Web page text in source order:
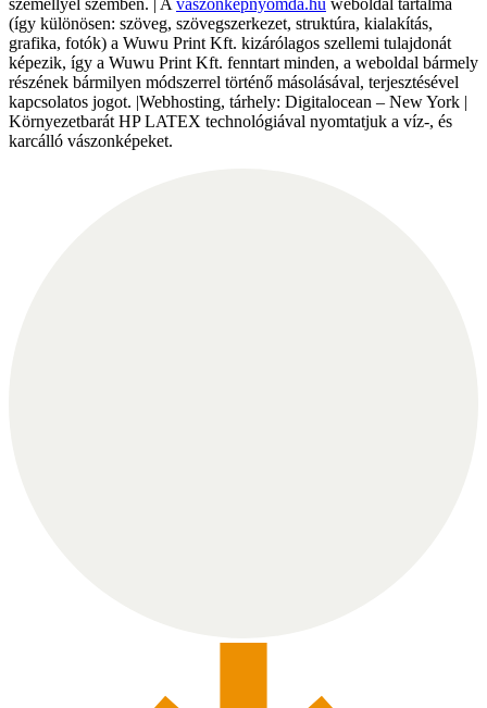
személlyel szemben. | A vaszonkepnyomda.hu weboldal tartalma
(így különösen: szöveg, szövegszerkezet, struktúra, kialakítás,
grafika, fotók) a Wuwu Print Kft. kizárólagos szellemi tulajdonát
képezik, így a Wuwu Print Kft. fenntart minden, a weboldal bármely
részének bármilyen módszerrel történő másolásával, terjesztésével
kapcsolatos jogot. |Webhosting, tárhely: Digitalocean – New York |
Környezetbarát HP LATEX technológiával nyomtatjuk a víz-, és
karcálló vászonképeket.